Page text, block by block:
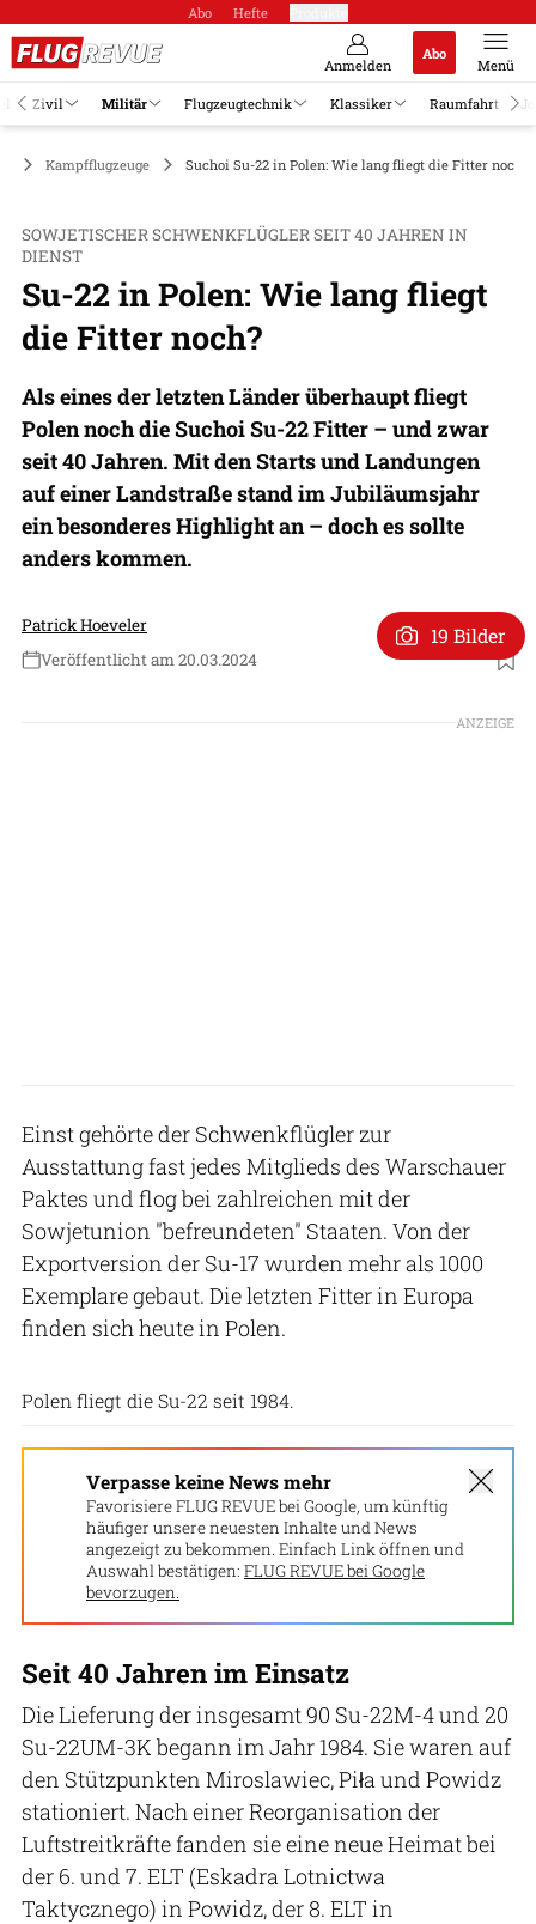
Abo Hefte
Anmelden
Abo
Menü
Zivil Militär Flugzeugtechnik Klassiker Raumfahrt
Kampfflugzeuge Suchoi Su-22 in Polen: Wie lang fliegt die Fitter noch?
SOWJETISCHER SCHWENKFLÜGLER SEIT 40 JAHREN IN
DIENST
Su-22 in Polen: Wie lang fliegt
die Fitter noch?
Als eines der letzten Länder überhaupt fliegt
Polen noch die Suchoi Su-22 Fitter – und zwar
seit 40 Jahren. Mit den Starts und Landungen
auf einer Landstraße stand im Jubiläumsjahr
ein besonderes Highlight an – doch es sollte
anders kommen.
Patrick Hoeveler
Veröffentlicht am 20.03.2024
Foto: Patrick Hoeveler
19 Bilder
ANZEIGE
Einst gehörte der Schwenkflügler zur
Ausstattung fast jedes Mitglieds des Warschauer
Paktes und flog bei zahlreichen mit der
Sowjetunion "befreundeten" Staaten. Von der
Exportversion der Su-17 wurden mehr als 1000
Exemplare gebaut. Die letzten Fitter in Europa
finden sich heute in Polen.
Polen fliegt die Su-22 seit 1984.
Verpasse keine News mehr
Favorisiere FLUG REVUE bei Google, um künftig
häufiger unsere neuesten Inhalte und News
angezeigt zu bekommen. Einfach Link öffnen und
Auswahl bestätigen: FLUG REVUE bei Google
bevorzugen.
Seit 40 Jahren im Einsatz
Die Lieferung der insgesamt 90 Su-22M-4 und 20
Su-22UM-3K begann im Jahr 1984. Sie waren auf
den Stützpunkten Miroslawiec, Piła und Powidz
stationiert. Nach einer Reorganisation der
Luftstreitkräfte fanden sie eine neue Heimat bei
der 6. und 7. ELT (Eskadra Lotnictwa
Taktycznego) in Powidz, der 8. ELT in